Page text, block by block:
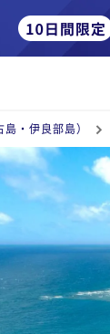
・伊良部島）